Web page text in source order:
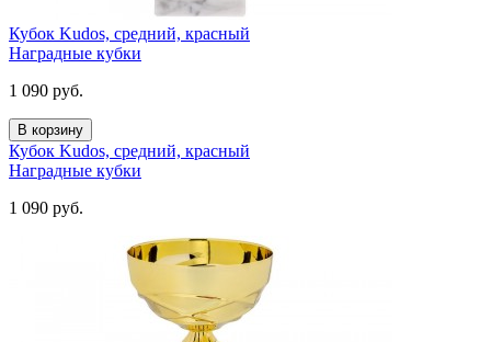
Кубок Kudos, средний, красный
Наградные кубки
1 090 руб.
В корзину
Кубок Kudos, средний, красный
Наградные кубки
1 090 руб.